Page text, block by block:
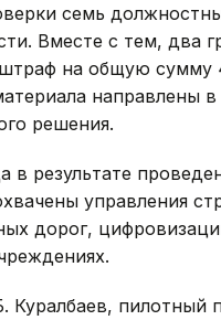
семь
Вместе с тем, два
на общую сумму
направлены
решения.
в результате
управления
дорог,
Куралбаев,